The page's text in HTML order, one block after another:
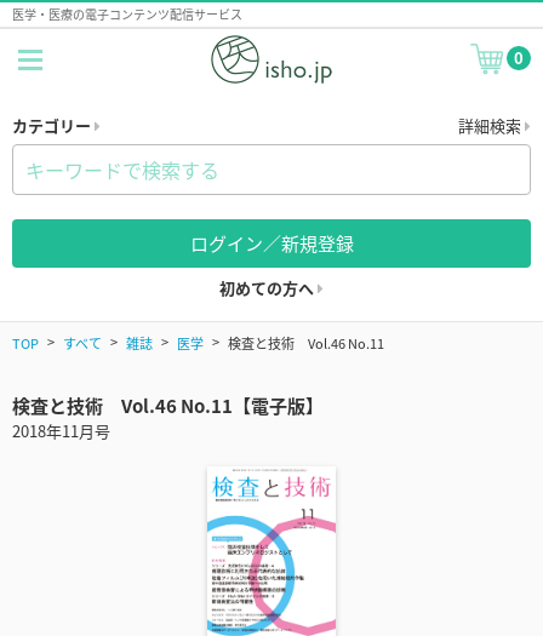
医学・医療の電子コンテンツ配信サービス
0
カテゴリー 詳細検索
ログイン／新規登録
初めての方へ
TOP すべて 雑誌 医学 検査と技術 Vol.46 No.11
検査と技術 Vol.46 No.11【電子版】
2018年11月号